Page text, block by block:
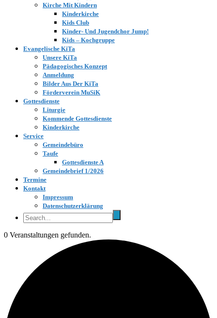
Kirche Mit Kindern
Kinderkirche
Kids Club
Kinder- Und Jugendchor Jump!
Kids – Kochgruppe
Evangelische KiTa
Unsere KiTa
Pädagogisches Konzept
Anmeldung
Bilder Aus Der KiTa
Förderverein MuSiK
Gottesdienste
Liturgie
Kommende Gottesdienste
Kinderkirche
Service
Gemeindebüro
Taufe
Gottesdienste A
Gemeindebrief 1/2026
Termine
Kontakt
Impressum
Datenschutzerklärung
0 Veranstaltungen gefunden.